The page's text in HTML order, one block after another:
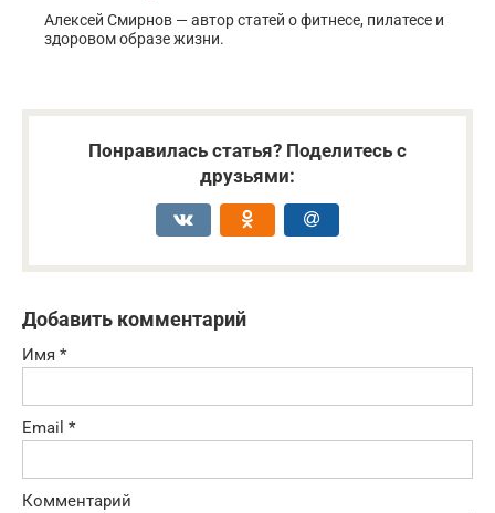
Алексей Смирнов — автор статей о фитнесе, пилатесе и
здоровом образе жизни.
Понравилась статья? Поделитесь с
друзьями:
Добавить комментарий
Имя *
Email *
Комментарий